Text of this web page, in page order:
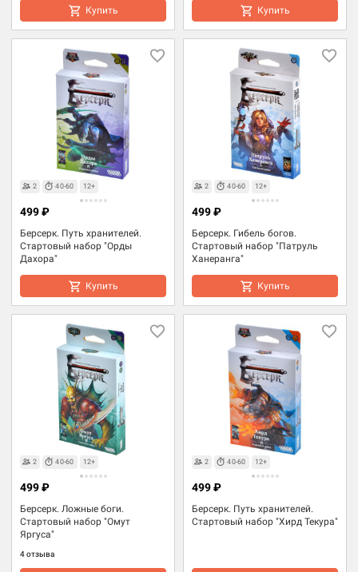
Купить Купить
2 40-60 12+
Берсерк. Путь хранителей.
Стартовый набор "Орды
Дахора"
499 ₽
Купить
2 40-60 12+
Берсерк. Гибель богов.
Стартовый набор "Патруль
Ханеранга"
499 ₽
Купить
2 40-60 12+
Берсерк. Ложные боги.
Стартовый набор "Омут
Яргуса"
4 отзыва
499 ₽
2 40-60 12+
Берсерк. Путь хранителей.
Стартовый набор "Хирд Текура"
499 ₽